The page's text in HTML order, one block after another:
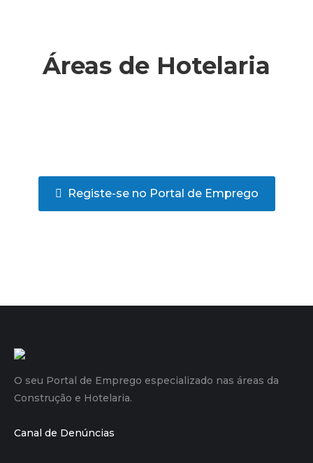
Áreas de Hotelaria
Registe-se no Portal de Emprego
O seu Portal de Emprego especializado nas áreas da
Construção e Hotelaria.
Canal de Denúncias